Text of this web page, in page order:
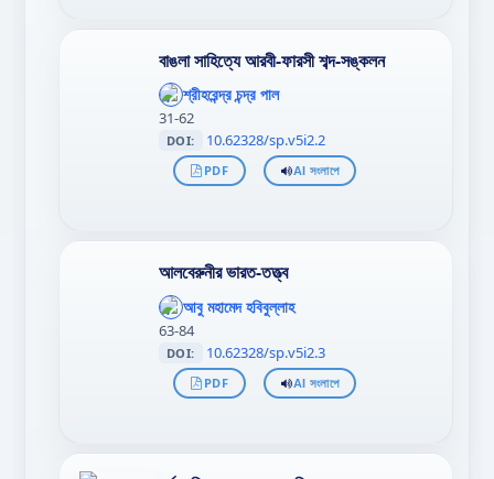
বাঙলা সাহিত্যে আরবী-ফারসী শব্দ-সঙ্কলন
';
};"
>
শ্রীহরেন্দ্র চন্দ্র পাল
31-62
DOI: 10.62328/sp.v5i2.2
PDF AI সংলাপে
আলবেরুনীর ভারত-তত্ত্ব
';
};"
>
আবু মহামেদ হবিবুল্লাহ
63-84
DOI: 10.62328/sp.v5i2.3
PDF AI সংলাপে